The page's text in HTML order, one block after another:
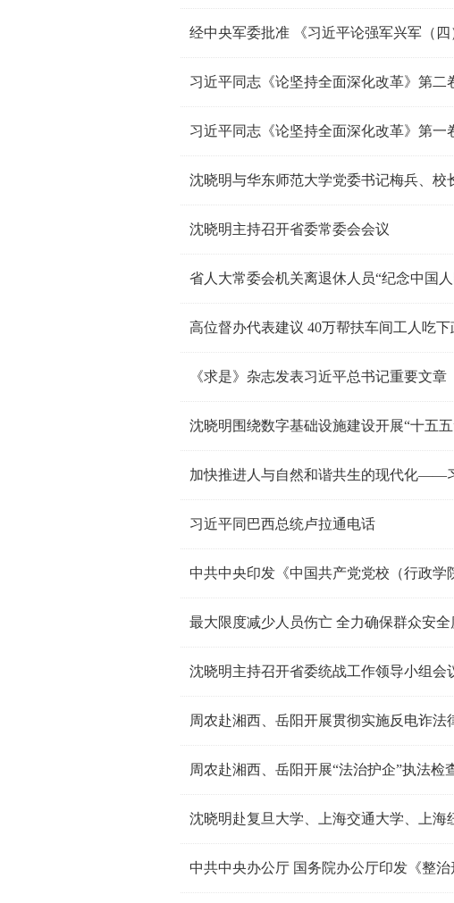
经中央军委批准 《习近平论强军兴军（
习近平同志《论坚持全面深化改革》第二
习近平同志《论坚持全面深化改革》第一
沈晓明与华东师范大学党委书记梅兵、校
沈晓明主持召开省委常委会会议
高位督办代表建议 40万帮扶车间工人吃下
沈晓明围绕数字基础设施建设开展“十五
习近平同巴西总统卢拉通电话
中共中央印发《中国共产党党校（行政学
沈晓明主持召开省委统战工作领导小组会
周农赴湘西、岳阳开展贯彻实施反电诈法
周农赴湘西、岳阳开展“法治护企”执法检
沈晓明赴复旦大学、上海交通大学、上海
中共中央办公厅 国务院办公厅印发《整治